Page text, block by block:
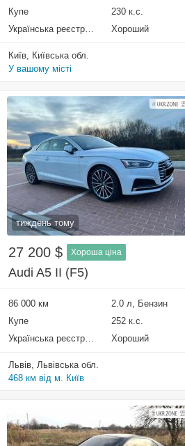
Купе
230 к.с.
Українська реєстрація
Хороший
Київ, Київська обл.
У вашому місті
тиждень тому
27 200 $ Хороша ціна
Audi A5 II (F5)
86 000 км 2.0 л, Бензин
Купе
252 к.с.
Українська реєстрація
Хороший
Львів, Львівська обл.
468 км від м. Київ